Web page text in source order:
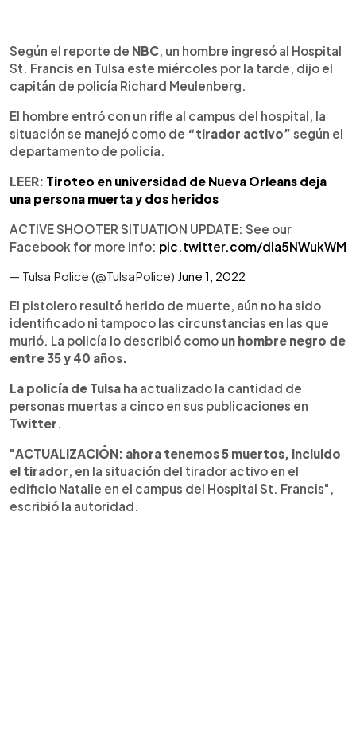
► Escuchar artículo
Según el reporte de NBC , un hombre ingresó al Hospital
St. Francis en Tulsa este miércoles por la tarde, dijo el
capitán de policía Richard Meulenberg.
El hombre entró con un rifle al campus del hospital, la
situación se manejó como de “tirador activo” según el
departamento de policía.
LEER: Tiroteo en universidad de Nueva Orleans deja
una persona muerta y dos heridos
ACTIVE SHOOTER SITUATION UPDATE: See our
Facebook for more info: pic.twitter.com/dla5NWukWM
— Tulsa Police (@TulsaPolice) June 1, 2022
El pistolero resultó herido de muerte, aún no ha sido
identificado ni tampoco las circunstancias en las que
murió. La policía lo describió como un hombre negro de
entre 35 y 40 años.
La policía de Tulsa ha actualizado la cantidad de
personas muertas a cinco en sus publicaciones en
Twitter
"ACTUALIZACIÓN: ahora tenemos 5 muertos, incluido
el tirador , en la situación del tirador activo en el
edificio Natalie en el campus del Hospital St. Francis",
escribió la autoridad.